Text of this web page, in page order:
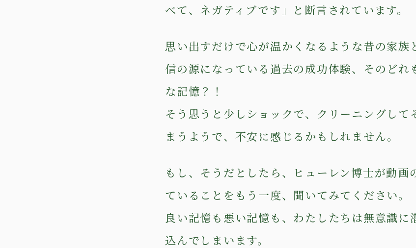
べて、ネガティブです」と断言されています。
思い出すだけで心が温かくなるような昔の家族
信の源になっている過去の成功体験、そのどれ
な記憶？！
そう思うと少しショックで、クリーニングして
まうようで、不安に感じるかもしれません。
もし、そうだとしたら、ヒューレン博士が動画
ていることをもう一度、聞いてみてください。
良い記憶も悪い記憶も、わたしたちは無意識に
込んでしまいます。